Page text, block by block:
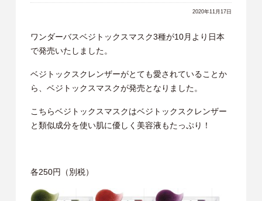
お問い合わせ
サイトマップ
English
2020年11月17日
ワンダーバスベジトックスマスク3種が10月より日本
で発売いたしました。
ベジトックスクレンザーがとても愛されていることか
ら、ベジトックスマスクが発売となりました。
こちらベジトックスマスクはベジトックスクレンザー
と類似成分を使い肌に優しく美容液もたっぷり！
各250円（別税）